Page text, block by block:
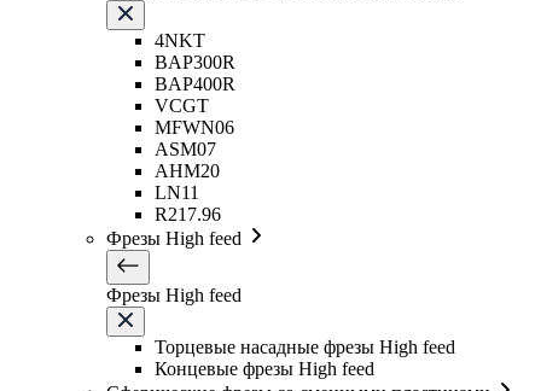
4NKT
BAP300R
BAP400R
VCGT
MFWN06
ASM07
AHM20
LN11
R217.96
Фрезы High feed
Фрезы High feed
Торцевые насадные фрезы High feed
Концевые фрезы High feed